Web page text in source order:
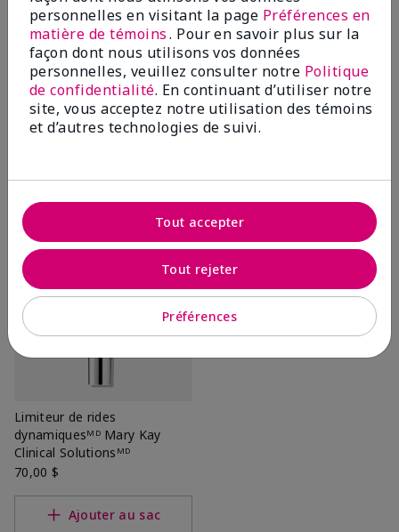
Éclaircissant à l’acide
férulique + Niacinamide Mary
Kay Clinical Solutionsᴹᴰ
Rétinol 0,3 Mary Kay Clinical
SolutionsMD
85,00 $
Limiteur de rides
dynamiquesᴹᴰ Mary Kay
Clinical Solutionsᴹᴰ
70,00 $
Ajouter au sac
personnelles en visitant la page Préférences en
matière de témoins. Pour en savoir plus sur la
façon dont nous utilisons vos données
personnelles, veuillez consulter notre Politique
de confidentialité. En continuant d’utiliser notre
site, vous acceptez notre utilisation des témoins
et d’autres technologies de suivi.
Préférences
Tout rejeter
Tout accepter